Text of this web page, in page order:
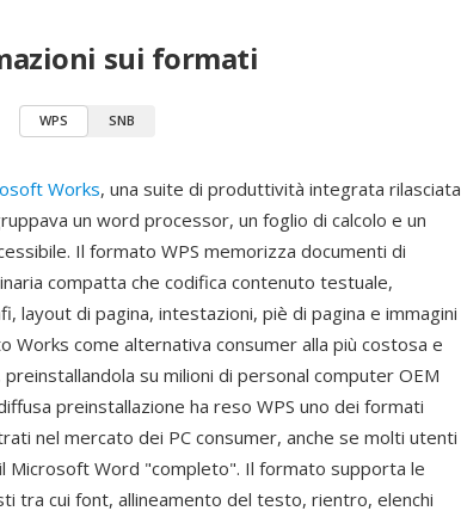
sui formati
WPS SNB
Works, una suite di produttività integrata rilasciata
un word processor, un foglio di calcolo e un
Il formato WPS memorizza documenti di
compatta che codifica contenuto testuale,
layout di pagina, intestazioni, piè di pagina e immagini
Works come alternativa consumer alla più costosa e
su milioni di personal computer OEM
preinstallazione ha reso WPS uno dei formati
nel mercato dei PC consumer, anche se molti utenti
Microsoft Word "completo". Il formato supporta le
tra cui font, allineamento del testo, rientro, elenchi